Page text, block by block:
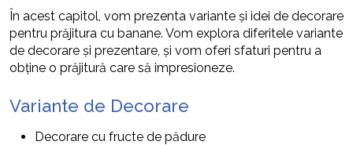
În acest capitol, vom prezenta variante și idei de decorare
pentru prăjitura cu banane. Vom explora diferitele variante
de decorare și prezentare, și vom oferi sfaturi pentru a
obține o prăjitură care să impresioneze.
Variante de Decorare
Decorare cu fructe de pădure